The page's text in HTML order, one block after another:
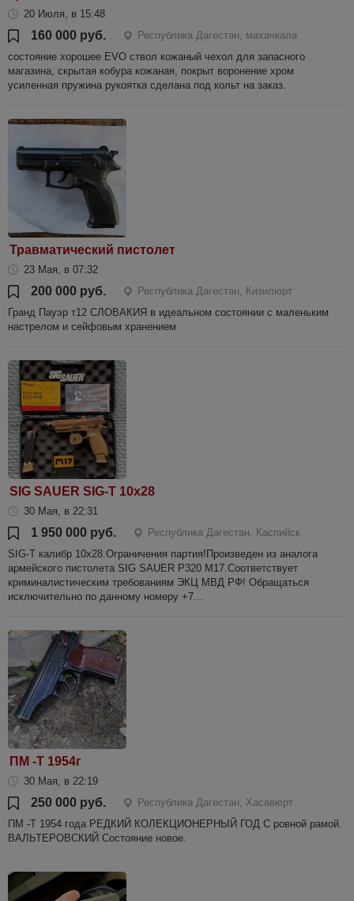
20 Июля, в 15:48
160 000 руб.
Республика Дагестан, махачкала
состояние хорошее EVO ствол кожаный чехол для запасного
магазина, скрытая кобура кожаная, покрыт воронение хром
усиленная пружина рукоятка сделана под кольт на заказ.
Травматический пистолет
23 Мая, в 07:32
200 000 руб.
Республика Дагестан, Кизилюрт
Гранд Пауэр т12 СЛОВАКИЯ в идеальном состоянии с маленьким
настрелом и сейфовым хранением
SIG SAUER SIG-T 10x28
30 Мая, в 22:31
1 950 000 руб.
Республика Дагестан, Каспийск
SIG-T калибр 10х28.Ограничения партия!Произведен из аналога
армейского пистолета SIG SAUER P320 M17.Соответствует
криминалистическим требованиям ЭКЦ МВД РФ! Обращаться
исключительно по данному номеру +7...
ПМ -Т 1954г
30 Мая, в 22:19
250 000 руб.
Республика Дагестан, Хасавюрт
ПМ -Т 1954 года РЕДКИЙ КОЛЕКЦИОНЕРНЫЙ ГОД С ровной рамой.
ВАЛЬТЕРОВСКИЙ Состояние новое.